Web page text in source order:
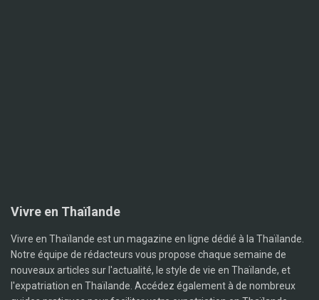
Vivre en Thaïlande
Vivre en Thaïlande est un magazine en ligne dédié à la Thaïlande.
Notre équipe de rédacteurs vous propose chaque semaine de
nouveaux articles sur l'actualité, le style de vie en Thaïlande, et
l'expatriation en Thaïlande. Accédez également à de nombreux